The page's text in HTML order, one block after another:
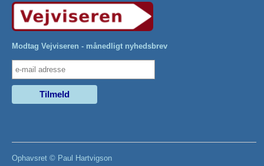
Modtag Vejviseren - månedligt nyhedsbrev
Ophavsret © Paul Hartvigson